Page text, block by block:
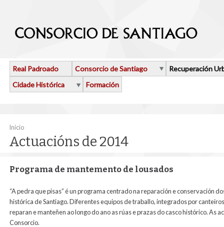
Real Padroado Consorcio de Santiago
Recuperación
Cidade Histórica
Formación
Vostede está aquí
Inicio
Actuacións de 2014
Programa de mantemento de lousados
“A pedra que pisas” é un programa centrado na reparación e conservación
histórica de Santiago. Diferentes equipos de traballo, integrados por
reparan e manteñen ao longo do ano as rúas e prazas do casco histórico. As
Consorcio.